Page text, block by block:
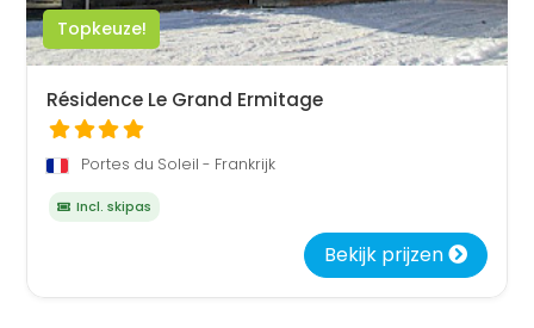
Topkeuze!
Résidence Le Grand Ermitage
Portes du Soleil - Frankrijk
Incl. skipas
Bekijk prijzen